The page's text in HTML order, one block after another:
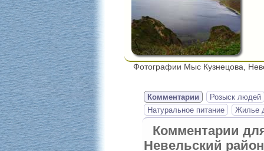
Фотографии Мыс Кузнецова,
Комментарии
Розыск людей
Натуральное питание
Жилье
Комментарии
Невельский район